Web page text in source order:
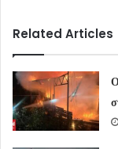
Related Articles